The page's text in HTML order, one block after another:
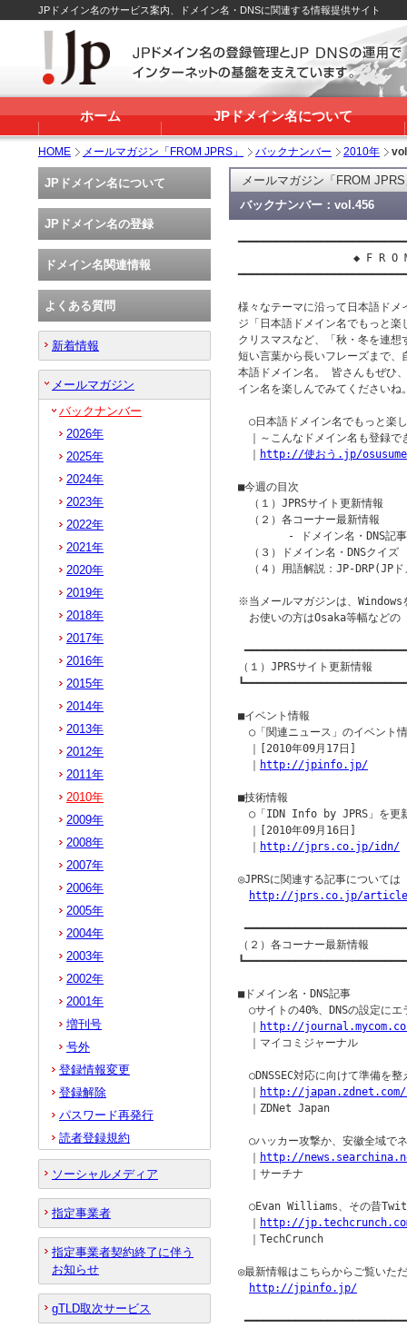
JPドメイン名のサービス案内、ドメイン名・DNSに関連する情報提供サイト
ホーム JPドメイン名について
HOME メールマガジン「FROM JPRS」 バックナンバー 2010年
メールマガジン「FROM
バックナンバー：vol.456
◆ F R O M　J P
様々なテーマに沿って日本語ドメ
ジ「日本語ドメイン名でもっと
クリスマスなど、「秋・冬を連
短い言葉から長いフレーズまで
本語ドメイン名。 皆さんもぜひ
イン名を楽しんでみてください
○日本語ドメイン名でもっと楽
｜～こんなドメイン名も登録で
http://使おう.jp/
■今週の目次
（１）JPRSサイト更新情報
（２）各コーナー最新情報
- ドメイン名・DNS記事
（３）ドメイン名・DNSクイズ
（４）用語解説：JP-DRP(JPド
※当メールマガジンは、
お使いの方はOsaka等幅などの
（１）JPRSサイト更新情報
■イベント情報
○「関連ニュース」のイベント
｜[2010年09月17日]
http://jpinfo.jp/
■技術情報
○「IDN Info by JPRS」を更
｜[2010年09月16日]
http://jprs.co.jp/idn/
◎JPRSに関連する記事について
http://jprs.co.jp/
（２）各コーナー最新情報
■ドメイン名・DNS記事
○サイトの40%、DNSの設定にエ
http://
｜マイコミジャーナル
○DNSSEC対応に向けて準備を
http://japan.zdnet.com/
｜ZDNet Japan
○ハッカー攻撃か、安徽全域で
http://
｜サーチナ
○Evan Williams、その昔
http://
｜TechCrunch
◎最新情報はこちらからご覧いた
http://jpinfo.jp/
JPドメイン名について
JPドメイン名の登録
ドメイン名関連情報
よくある質問
新着情報
メールマガジン
バックナンバー
2026年
2025年
2024年
2023年
2022年
2021年
2020年
2019年
2018年
2017年
2016年
2015年
2014年
2013年
2012年
2011年
2010年
2009年
2008年
2007年
2006年
2005年
2004年
2003年
2002年
2001年
増刊号
号外
登録情報変更
登録解除
パスワード再発行
読者登録規約
ソーシャルメディア
指定事業者
指定事業者契約終了に伴う
お知らせ
gTLD取次サービス